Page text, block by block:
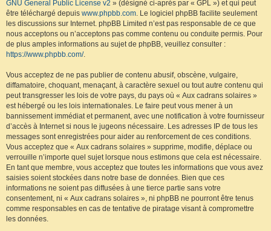
GNU General Public License v2 » (désigné ci-après par « GPL ») et qui peut
être téléchargé depuis www.phpbb.com. Le logiciel phpBB facilite seulement
les discussions sur Internet. phpBB Limited n’est pas responsable de ce que
nous acceptons ou n’acceptons pas comme contenu ou conduite permis. Pour
de plus amples informations au sujet de phpBB, veuillez consulter :
https://www.phpbb.com/.
Vous acceptez de ne pas publier de contenu abusif, obscène, vulgaire,
diffamatoire, choquant, menaçant, à caractère sexuel ou tout autre contenu qui
peut transgresser les lois de votre pays, du pays où « Aux cadrans solaires »
est hébergé ou les lois internationales. Le faire peut vous mener à un
bannissement immédiat et permanent, avec une notification à votre fournisseur
d’accès à Internet si nous le jugeons nécessaire. Les adresses IP de tous les
messages sont enregistrées pour aider au renforcement de ces conditions.
Vous acceptez que « Aux cadrans solaires » supprime, modifie, déplace ou
verrouille n’importe quel sujet lorsque nous estimons que cela est nécessaire.
En tant que membre, vous acceptez que toutes les informations que vous avez
saisies soient stockées dans notre base de données. Bien que ces
informations ne soient pas diffusées à une tierce partie sans votre
consentement, ni « Aux cadrans solaires », ni phpBB ne pourront être tenus
comme responsables en cas de tentative de piratage visant à compromettre
les données.